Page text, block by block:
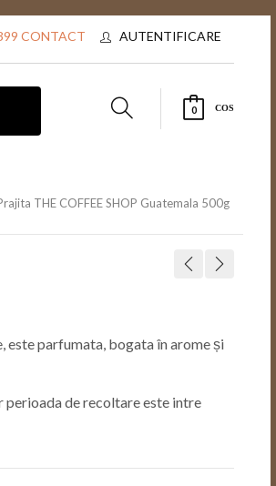
CONTACT AUTENTIFICARE
0 COS
THE COFFEE SHOP Guatemala 500g
este parfumata, bogata în arome și
perioada de recoltare este intre